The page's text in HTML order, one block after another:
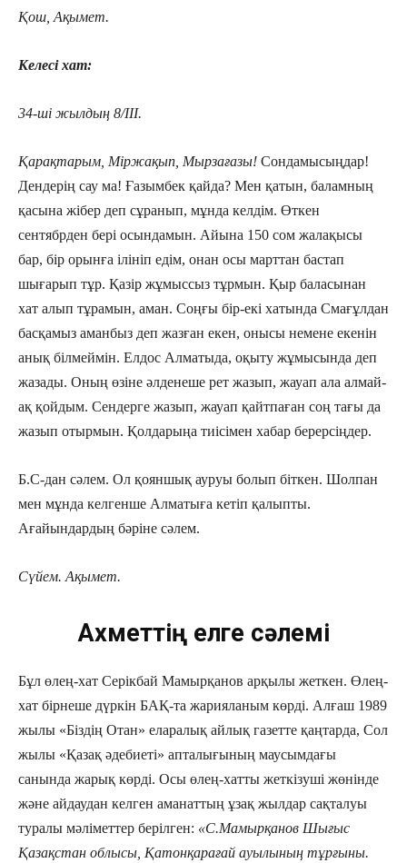
Қош, Ақымет.
Келесі хат:
34-ші жылдың 8/ІІІ.
Қарақтарым, Міржақып, Мырзағазы! Сондамысыңдар!
Дендерің сау ма! Ғазымбек қайда? Мен қатын, баламның
қасына жібер деп сұранып, мұнда келдім. Өткен
сентябрден бері осындамын. Айына 150 сом жалақысы
бар, бір орынға ілініп едім, онан осы марттан бастап
шығарып тұр. Қазір жұмыссыз тұрмын. Қыр баласынан
хат алып тұрамын, аман. Соңғы бір-екі хатында Смағұлдан
басқамыз аманбыз деп жазған екен, онысы немене екенін
анық білмеймін. Елдос Алматыда, оқыту жұмысында деп
жазады. Оның өзіне әлденеше рет жазып, жауап ала алмай-
ақ қойдым. Сендерге жазып, жауап қайтпаған соң тағы да
жазып отырмын. Қолдарыңа тиісімен хабар берерсіңдер.
Б.С-дан сәлем. Ол қояншық ауруы болып біткен. Шолпан
мен мұнда келгенше Алматыға кетіп қалыпты.
Ағайындардың бәріне сәлем.
Сүйем. Ақымет.
Ахметтің елге сәлемі
Бұл өлең-хат Серікбай Мамырқанов арқылы жеткен. Өлең-
хат бірнеше дүркін БАҚ-та жарияланым көрді. Алғаш 1989
жылы «Біздің Отан» еларалық айлық газетте қаңтарда, Сол
жылы «Қазақ әдебиеті» апталығының маусымдағы
санында жарық көрді. Осы өлең-хатты жеткізуші жөнінде
және айдаудан келген аманаттың ұзақ жылдар сақталуы
туралы мәліметтер берілген: «С.Мамырқанов Шығыс
Қазақстан облысы, Қатонқарағай ауылының тұрғыны.